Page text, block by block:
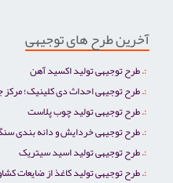
آخرین طرح های توجیهی
طرح توجیهی تولید اکسید آهن
طرح توجیهی احداث دی کلینیک؛
طرح توجیهی تولید چوب پلاست
طرح توجیهی خردایش و دانه بندی
طرح توجیهی تولید اسید سیتریک
طرح توجیهی تولید کاغذ از ضایعات